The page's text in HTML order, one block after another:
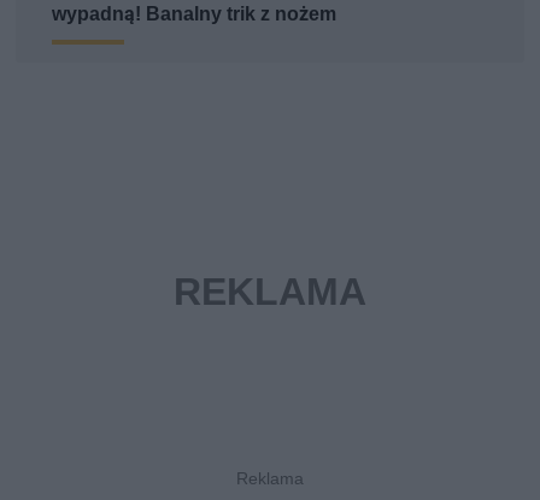
wypadną! Banalny trik z nożem